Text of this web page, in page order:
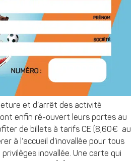
et d’arrêt des activité
enfin ré-ouvert leurs portes au
de billets à tarifs CE (8,60€ au
à l’accueil d’inovallée pour tous
inovallée. Une carte qui